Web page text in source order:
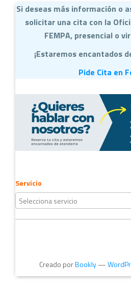
Si deseas más información o
solicitar una cita con la
FEMPA, presencial o
¡Estaremos encantados
Pide Cita en
Servicio
Creado porBookly—